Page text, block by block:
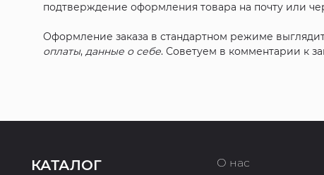
подтверждение оформления товара на почту или
Оформление заказа в стандартном режиме
оплаты,данные о себе. Советуем в комментарии к
КАТАЛОГ
О нас